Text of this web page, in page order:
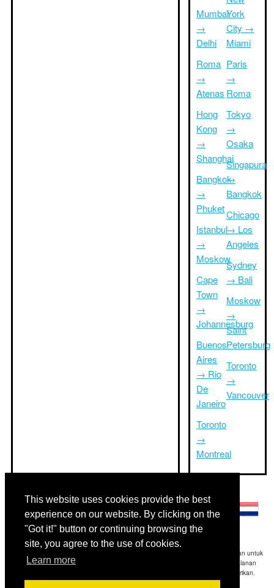
This website uses cookies provide the best
experience on our website. By clicking on the
"Got it!" button or continuing browsing the
site, you agree to the use of cookies.
Learn more
Mumbai
→
Delhi
Roma
→
Atenas
Hong
Kong
→
Shanghai
Bangkok
→
Phuket
Istanbul
→
Moskow
Cape
Town
→
Johannesburg
Buenos
Aires
→ Rio
De
Janeiro
Toronto
→
Montreal
York
City →
Miami
Paris
→
Roma
Tokyo
→
Osaka
Singapura
→
Bangkok
Chicago
→ Los
Angeles
Sydney
→ Bali
Moskow
→
Saint
Petersburg
Toronto
→
Vancouver
Disclaimer: Informasi yang ditampilkan di situs ini adalah perkiraan terbaik kami dan untuk
referensi Anda saja.Triptimeto.com tidak bertanggung jawab untuk setiap perjalanan
keterlambatan dan / atau kerusakan akibat dihasilkan dari informasi yang diberikan.